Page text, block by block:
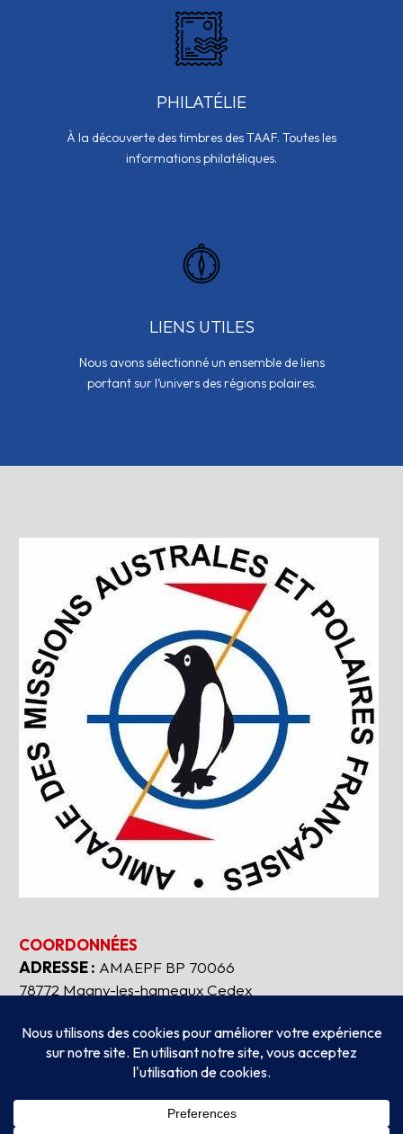
PHILATÉLIE
À la découverte des timbres des TAAF. Toutes les
informations philatéliques.
LIENS UTILES
Nous avons sélectionné un ensemble de liens
portant sur l’univers des régions polaires.
COORDONNÉES
ADRESSE : AMAEPF BP 70066
78772 Magny-les-hameaux Cedex
AUBEAUFIXE.FR